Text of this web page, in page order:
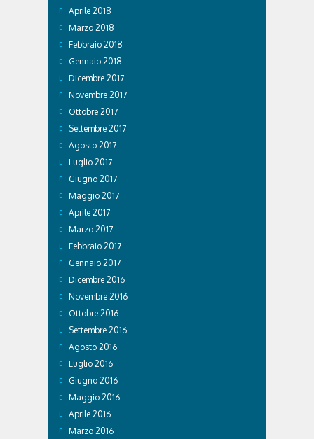
Aprile 2018
Marzo 2018
Febbraio 2018
Gennaio 2018
Dicembre 2017
Novembre 2017
Ottobre 2017
Settembre 2017
Agosto 2017
Luglio 2017
Giugno 2017
Maggio 2017
Aprile 2017
Marzo 2017
Febbraio 2017
Gennaio 2017
Dicembre 2016
Novembre 2016
Ottobre 2016
Settembre 2016
Agosto 2016
Luglio 2016
Giugno 2016
Maggio 2016
Aprile 2016
Marzo 2016